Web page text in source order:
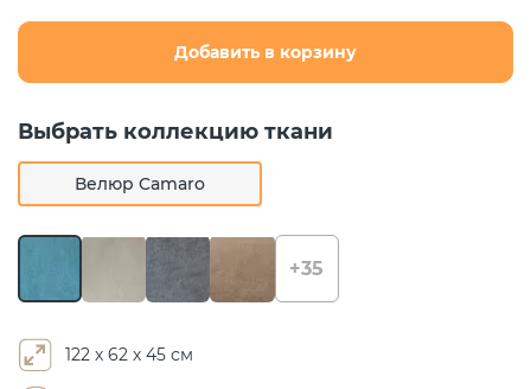
Добавить в корзину
Выбрать коллекцию ткани
Велюр Camaro
+35
122 х 62 х 45 см